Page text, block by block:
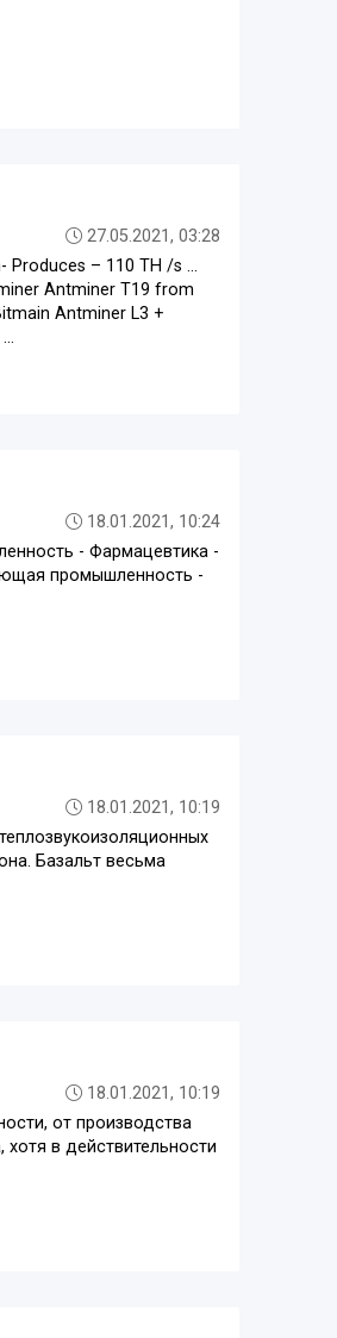
27.05.2021, 03:28
Produces – 110 TH /s ...
Antminer T19 from
Antminer L3 +
18.01.2021, 10:24
- Фармацевтика -
промышленность -
18.01.2021, 10:19
Базальт весьма
18.01.2021, 10:19
от производства
в действительности